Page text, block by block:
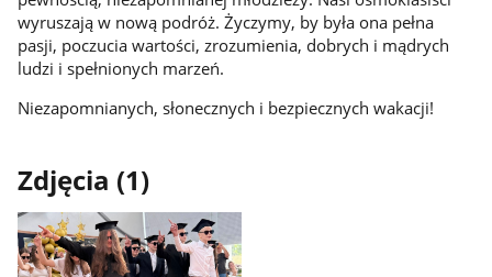
wyruszają w nową podróż. Życzymy, by była ona pełna
pasji, poczucia wartości, zrozumienia, dobrych i mądrych
ludzi i spełnionych marzeń.
Niezapomnianych, słonecznych i bezpiecznych wakacji!
Zdjęcia (1)